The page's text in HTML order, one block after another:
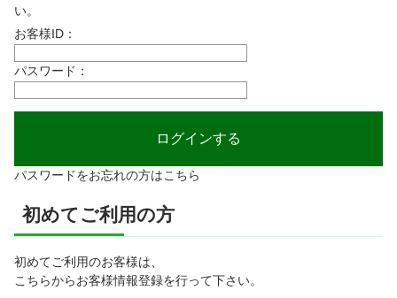
い。
お客様ID：
パスワード：
パスワードをお忘れの方はこちら
初めてご利用の方
初めてご利用のお客様は、
こちらからお客様情報登録を行って下さい。